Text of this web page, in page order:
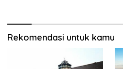
Rekomendasi untuk kamu